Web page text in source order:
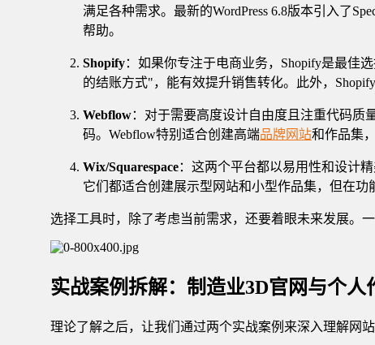
满足各种需求。最新的WordPress 6.8版本引入了
帮助。
Shopify：如果你专注于电商业务，Shopify是最佳
的结账方式"，能有效提升销售转化。此外，
Webflow：对于需要高度设计自由度且注重代码质
码。Webflow特别适合创建高端品牌网站和作品集
Wix/Squarespace：这两个平台都以易用性和设计
它们都适合创建展示型网站和小型作品集，但在功
选择工具时，除了考虑当前需求，还要着眼未来发展。
实战案例拆解：制造业3D官网与个人
理论了解之后，让我们通过两个实战案例来深入理解网